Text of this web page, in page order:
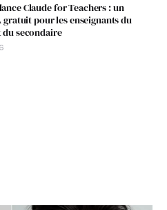
Claude for Teachers : un
gratuit pour les enseignants du
secondaire